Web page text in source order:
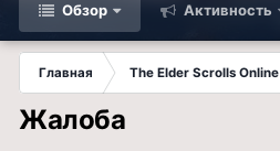
Обзор Активность
Главная The Elder Scrolls Online
Жалоба